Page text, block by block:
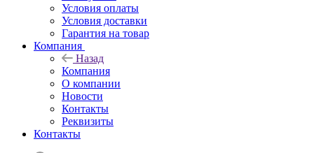
Условия оплаты
Условия доставки
Гарантия на товар
Компания
Назад
Компания
О компании
Новости
Контакты
Реквизиты
Контакты